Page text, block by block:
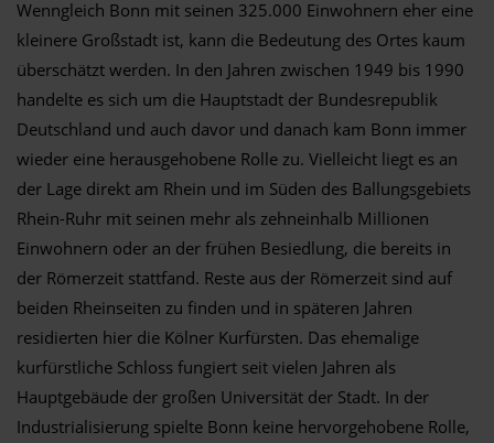
Wenngleich Bonn mit seinen 325.000 Einwohnern eher eine
kleinere Großstadt ist, kann die Bedeutung des Ortes kaum
überschätzt werden. In den Jahren zwischen 1949 bis 1990
handelte es sich um die Hauptstadt der Bundesrepublik
Deutschland und auch davor und danach kam Bonn immer
wieder eine herausgehobene Rolle zu. Vielleicht liegt es an
der Lage direkt am Rhein und im Süden des Ballungsgebiets
Rhein-Ruhr mit seinen mehr als zehneinhalb Millionen
Einwohnern oder an der frühen Besiedlung, die bereits in
der Römerzeit stattfand. Reste aus der Römerzeit sind auf
beiden Rheinseiten zu finden und in späteren Jahren
residierten hier die Kölner Kurfürsten. Das ehemalige
kurfürstliche Schloss fungiert seit vielen Jahren als
Hauptgebäude der großen Universität der Stadt. In der
Industrialisierung spielte Bonn keine hervorgehobene Rolle,